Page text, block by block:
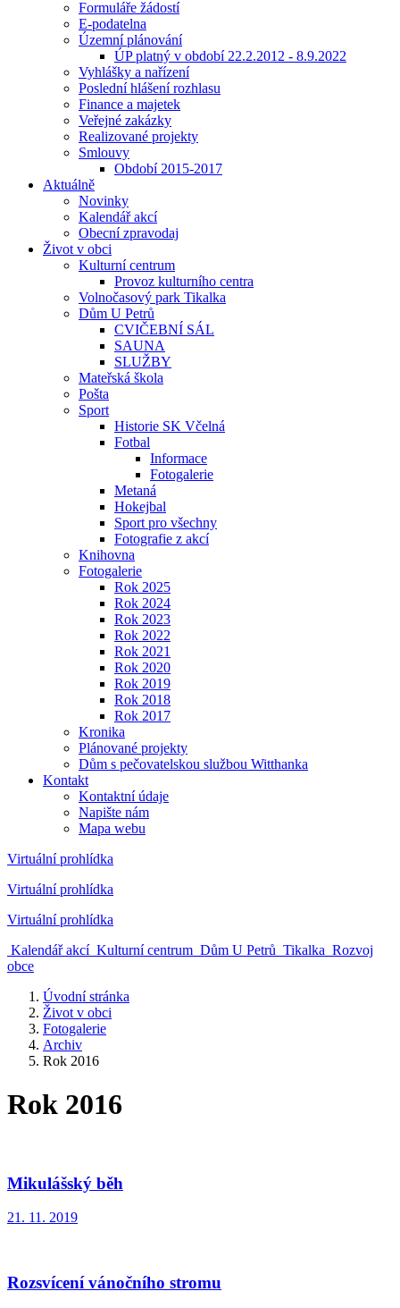
Formuláře žádostí
E-podatelna
Územní plánování
ÚP platný v období 22.2.2012 - 8.9.2022
Vyhlášky a nařízení
Poslední hlášení rozhlasu
Finance a majetek
Veřejné zakázky
Realizované projekty
Smlouvy
Období 2015-2017
Aktuálně
Novinky
Kalendář akcí
Obecní zpravodaj
Život v obci
Kulturní centrum
Provoz kulturního centra
Volnočasový park Tikalka
Dům U Petrů
CVIČEBNÍ SÁL
SAUNA
SLUŽBY
Mateřská škola
Pošta
Sport
Historie SK Včelná
Fotbal
Informace
Fotogalerie
Metaná
Hokejbal
Sport pro všechny
Fotografie z akcí
Knihovna
Fotogalerie
Rok 2025
Rok 2024
Rok 2023
Rok 2022
Rok 2021
Rok 2020
Rok 2019
Rok 2018
Rok 2017
Kronika
Plánované projekty
Dům s pečovatelskou službou Witthanka
Kontakt
Kontaktní údaje
Napište nám
Mapa webu
Virtuální prohlídka
Virtuální prohlídka
Virtuální prohlídka
Kalendář akcí Kulturní centrum Dům U Petrů Tikalka Rozvoj
obce
Úvodní stránka
Život v obci
Fotogalerie
Archiv
Rok 2016
Rok 2016
Mikulášský běh
21. 11. 2019
Rozsvícení vánočního stromu